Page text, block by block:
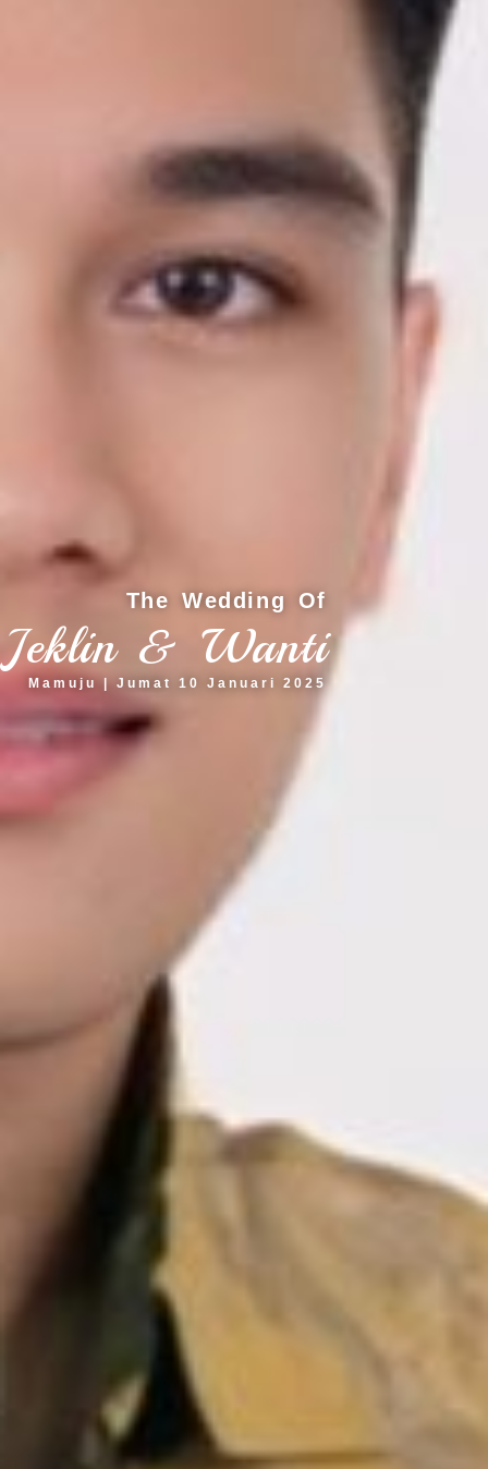
The Wedding Of
Jeklin & Wanti
Mamuju | Jumat 10 Januari 2025